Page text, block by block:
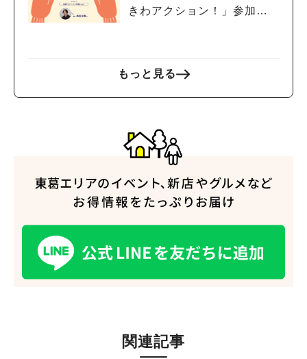
きわアクション！」参加者
もっと見る
関連記事